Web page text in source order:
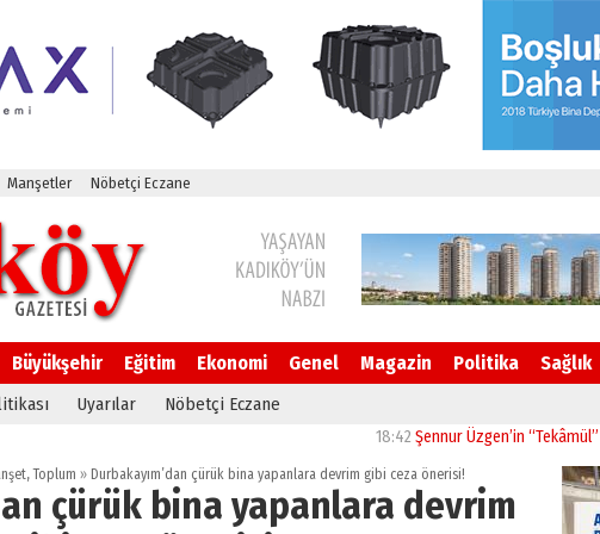
Manşetler Nöbetçi Eczane
Büyükşehir Eğitim Ekonomi Genel Magazin Politika Sağlık
Uyarılar Nöbetçi Eczane
Şennur Üzgen’in “Tekâmül” Eseri
,Toplum »Durbakayım’dan çürük bina yapanlara devrim gibi ceza önerisi!
çürük bina yapanlara devrim